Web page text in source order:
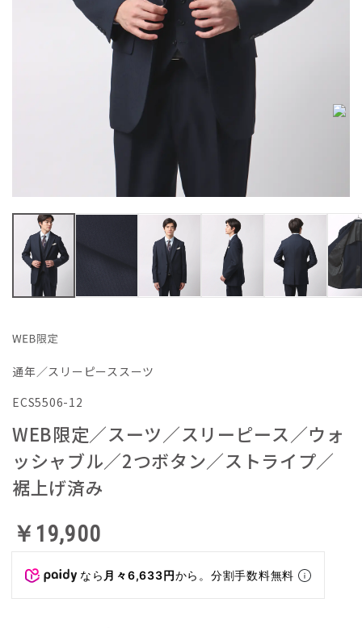
通年／スリーピーススーツ
ECS5506-12
WEB限定／スーツ／スリーピース／ウォ
ッシャブル／2つボタン／ストライプ／
裾上げ済み
￥19,900
なら 月々6,633円から。分割手数料無料